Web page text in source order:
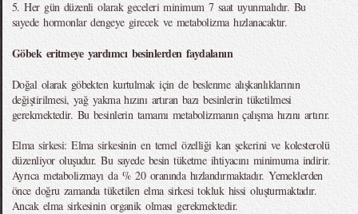
5. Her gün düzenli olarak geceleri minimum 7 saat uyunmalıdır. Bu
sayede hormonlar dengeye girecek ve metabolizma hızlanacaktır.
Göbek eritmeye yardımcı besinlerden faydalanın
Doğal olarak göbekten kurtulmak için de beslenme alışkanlıklarının
değiştirilmesi, yağ yakma hızını artıran bazı besinlerin tüketilmesi
gerekmektedir. Bu besinlerin tamamı metabolizmanın çalışma hızını artırır.
Elma sirkesi: Elma sirkesinin en temel özelliği kan şekerini ve kolesterolü
düzenliyor oluşudur. Bu sayede besin tüketme ihtiyacını minimuma indirir.
Ayrıca metabolizmayı da % 20 oranında hızlandırmaktadır. Yemeklerden
önce doğru zamanda tüketilen elma sirkesi tokluk hissi oluşturmaktadır.
Ancak elma sirkesinin organik olması gerekmektedir.